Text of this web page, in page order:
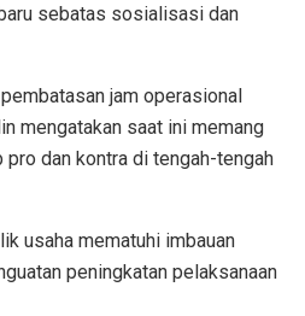
sebatas sosialisasi dan
jam operasional
mengatakan saat ini memang
dan kontra di tengah-tengah
usaha mematuhi imbauan
peningkatan pelaksanaan